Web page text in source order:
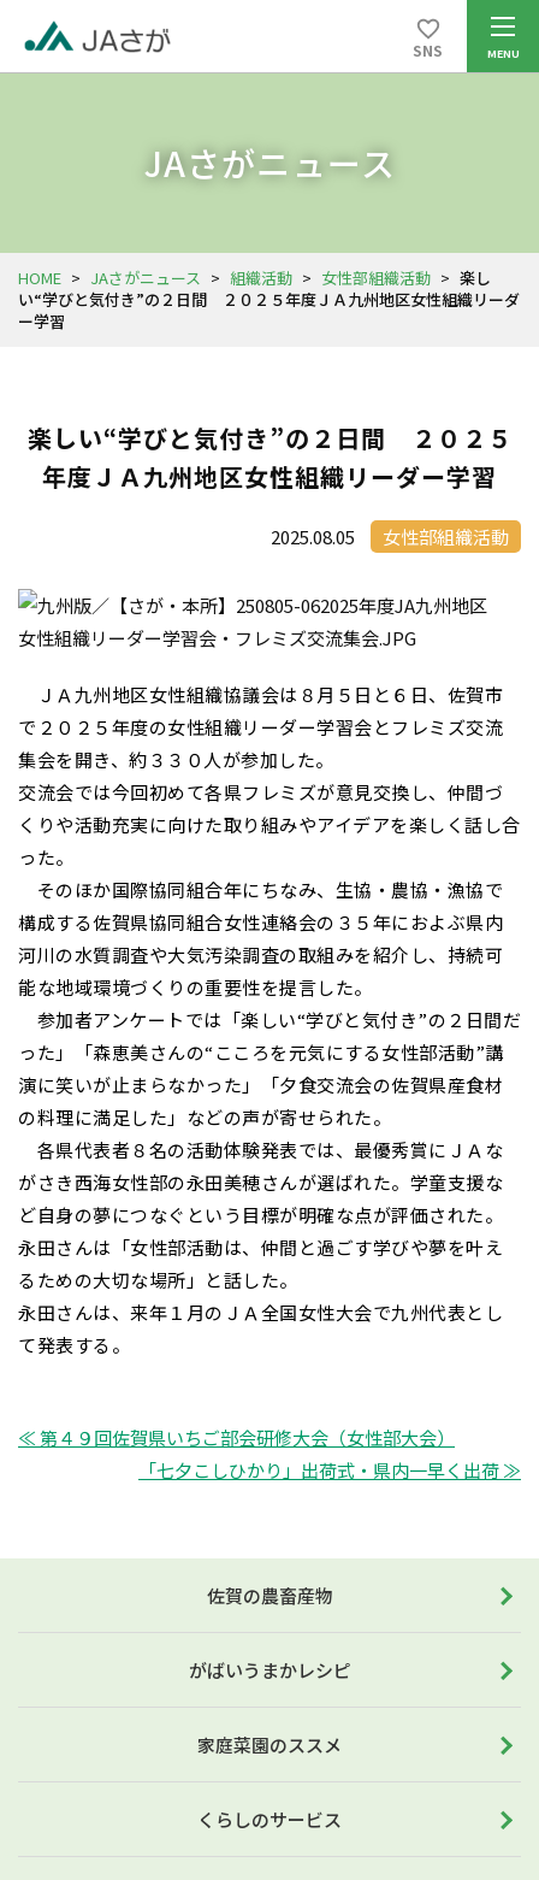
SNS
JAさがニュース
HOME > JAさがニュース > 組織活動 > 女性部組織活動 > 楽し
い“学びと気付き”の２日間 ２０２５年度ＪＡ九州地区女性組織リーダ
ー学習
楽しい“学びと気付き”の２日間 ２０２５
年度ＪＡ九州地区女性組織リーダー学習
2025.08.05 女性部組織活動
ＪＡ九州地区女性組織協議会は８月５日と６日、佐賀市
で２０２５年度の女性組織リーダー学習会とフレミズ交流
集会を開き、約３３０人が参加した。
交流会では今回初めて各県フレミズが意見交換し、仲間づ
くりや活動充実に向けた取り組みやアイデアを楽しく話し合
った。
そのほか国際協同組合年にちなみ、生協・農協・漁協で
構成する佐賀県協同組合女性連絡会の３５年におよぶ県内
河川の水質調査や大気汚染調査の取組みを紹介し、持続可
能な地域環境づくりの重要性を提言した。
参加者アンケートでは「楽しい“学びと気付き”の２日間だ
った」「森恵美さんの“こころを元気にする女性部活動”講
演に笑いが止まらなかった」「夕食交流会の佐賀県産食材
の料理に満足した」などの声が寄せられた。
各県代表者８名の活動体験発表では、最優秀賞にＪＡな
がさき西海女性部の永田美穂さんが選ばれた。学童支援な
ど自身の夢につなぐという目標が明確な点が評価された。
永田さんは「女性部活動は、仲間と過ごす学びや夢を叶え
るための大切な場所」と話した。
永田さんは、来年１月のＪＡ全国女性大会で九州代表とし
て発表する。
≪ 第４９回佐賀県いちご部会研修大会（女性部大会）
「七夕こしひかり」出荷式・県内一早く出荷 ≫
佐賀の農畜産物
がばいうまかレシピ
家庭菜園のススメ
くらしのサービス